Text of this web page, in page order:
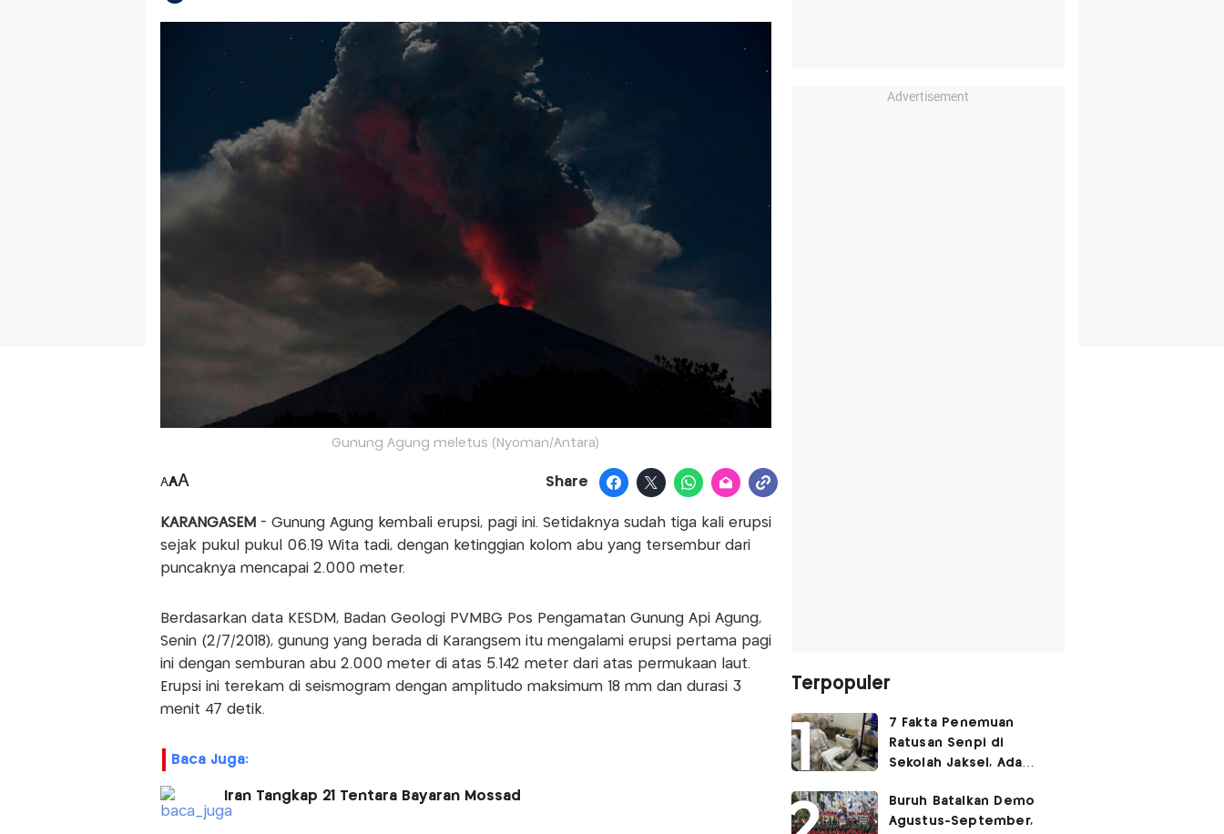
Gunung Agung meletus (Nyoman/Antara)
AAA Share
KARANGASEM - Gunung Agung kembali erupsi, pagi ini. Setidaknya sudah tiga kali erupsi
sejak pukul pukul 06.19 Wita tadi, dengan ketinggian kolom abu yang tersembur dari
puncaknya mencapai 2.000 meter.
Berdasarkan data KESDM, Badan Geologi PVMBG Pos Pengamatan Gunung Api Agung,
Senin (2/7/2018), gunung yang berada di Karangsem itu mengalami erupsi pertama pagi
ini dengan semburan abu 2.000 meter di atas 5.142 meter dari atas permukaan laut.
Erupsi ini terekam di seismogram dengan amplitudo maksimum 18 mm dan durasi 3
menit 47 detik.
Baca Juga:
Iran Tangkap 21 Tentara Bayaran Mossad
Advertisement
Terpopuler
7 Fakta Penemuan
Ratusan Senpi di
Sekolah Jaksel, Ada
Ruang Bunker
Buruh Batalkan Demo
Agustus-September,